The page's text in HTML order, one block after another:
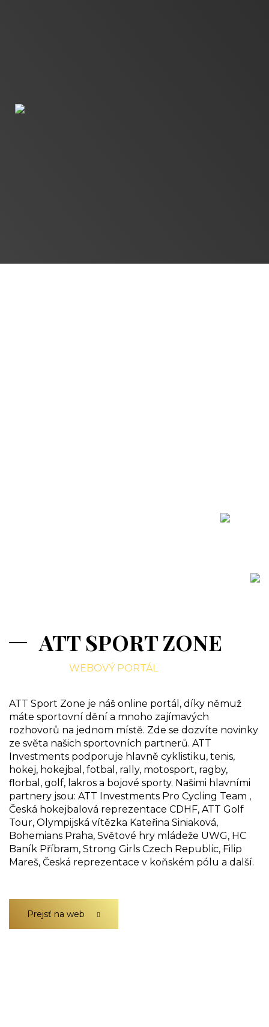
ATT SPORT ZONE
WEBOVÝ PORTÁL
ATT Sport Zone je náš online portál, díky němuž
máte sportovní dění a mnoho zajímavých
rozhovorů na jednom místě. Zde se dozvíte novinky
ze světa našich sportovních partnerů. ATT
Investments podporuje hlavně cyklistiku, tenis,
hokej, hokejbal, fotbal, rally, motosport, ragby,
florbal, golf, lakros a bojové sporty. Našimi hlavními
partnery jsou: ATT Investments Pro Cycling Team ,
Česká hokejbalová reprezentace CDHF, ATT Golf
Tour, Olympijská vítězka Kateřina Siniaková,
Bohemians Praha, Světové hry mládeže UWG, HC
Baník Příbram, Strong Girls Czech Republic, Filip
Mareš, Česká reprezentace v koňském pólu a další.
Prejsť na web